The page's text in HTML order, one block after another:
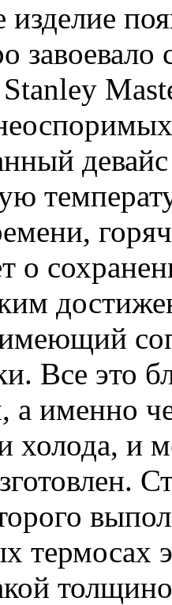
завоевало
девайс
о
Все это
а именно
холода, и